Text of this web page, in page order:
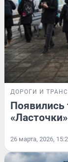
ДОРОГИ И
Появились
26 марта, 2026,